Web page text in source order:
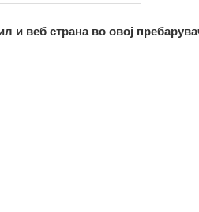
и веб страна во овој